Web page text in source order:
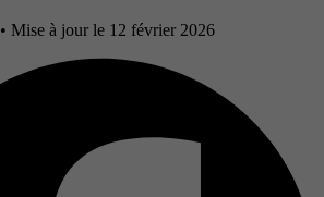
• Mise à jour le 12 février 2026